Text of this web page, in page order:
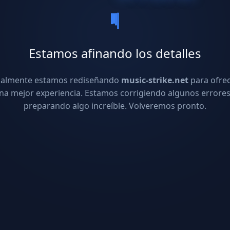
Estamos afinando los detalles
estamos rediseñando music-strike.net para
mejor experiencia. Estamos corrigiendo algunos
preparando algo increíble. Volveremos pronto.